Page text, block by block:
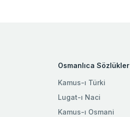
Osmanlıca Sözlükler
Kamus-ı Türki
Lugat-ı Naci
Kamus-ı Osmani